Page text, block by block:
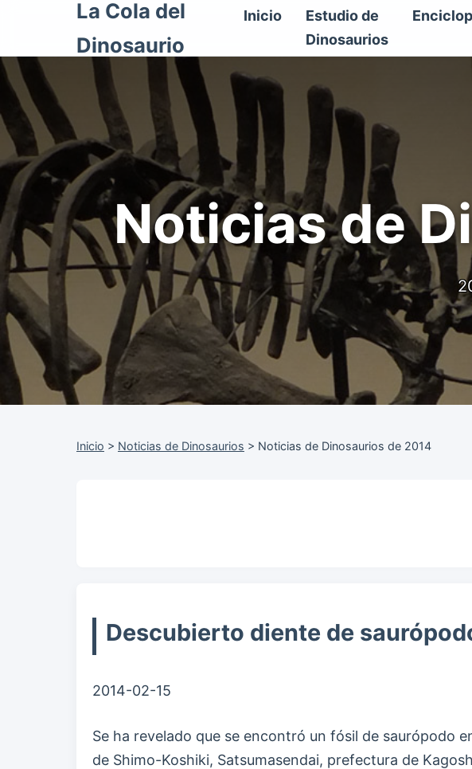
La Cola del
Dinosaurio
Inicio
Estudio de
Dinosaurios
Noticias de
Inicio > Noticias de Dinosaurios > Noticias de Dinosaurios de 2014
Descubierto diente de
2014-02-15
Se ha revelado que se encontró un fósil de saurópodo
de Shimo-Koshiki, Satsumasendai, prefectura de